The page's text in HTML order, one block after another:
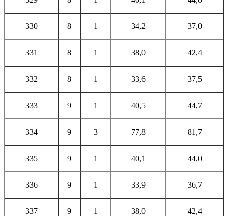
330 8 1 34,2 37,0
331 8 1 38,0 42,4
332 8 1 33,6 37,5
333 9 1 40,5 44,7
334 9 3 77,8 81,7
335 9 1 40,1 44,0
336 9 1 33,9 36,7
337 9 1 38,0 42,4